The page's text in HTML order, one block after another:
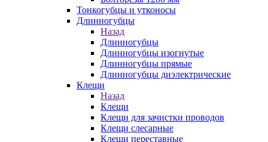
Тонкогубцы и утконосы
Длинногубцы
Назад
Длинногубцы
Длинногубцы изогнутые
Длинногубцы прямые
Длинногубцы диэлектрические
Клещи
Назад
Клещи
Клещи для зачистки проводов
Клещи слесарные
Клещи переставные